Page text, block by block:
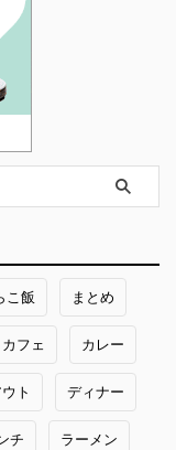
こ飯 まとめ
カフェ カレー
ト ディナー
チ ラーメン